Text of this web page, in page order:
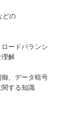
どの
ードバランシ
理解
、データ暗号
する知識